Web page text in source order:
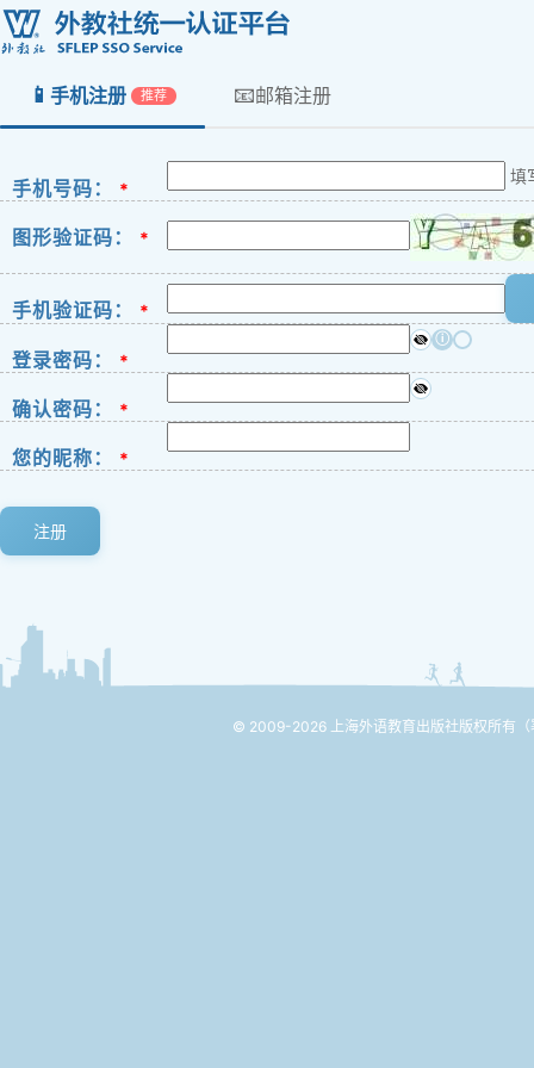
📱 手机注册 推荐 📧邮箱注册
手机号码： *
填
图形验证码： *
手机验证码： *
登录密码： *
ⓘ
确认密码： *
您的昵称： *
注册
© 2009-2026 上海外语教育出版社版权所有